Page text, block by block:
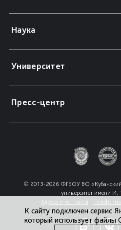
Наука
Университет
Пресс-центр
© 2013-2026 ФГБОУ ВО «Кубанский
университет имени И.
Адреса и контакты
К сайту подключен сервис
который использует файлы